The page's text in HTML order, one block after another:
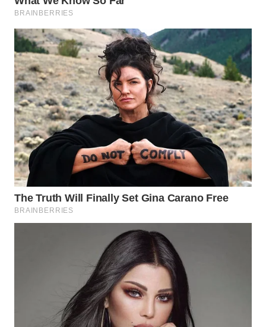
BINJAI
WN
CIREBON
WN
INDRAMAYU
WN
KUNINGAN
MAJALENGKA
WN
SUBANG
PURWAKARTA